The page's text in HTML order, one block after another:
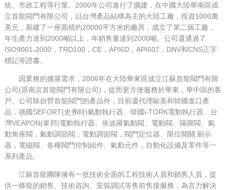
統、市政工程等行業。2000年公司進行了擴建，在中國大陸華南區成
立首龍閥門有限公司，以台灣產品結構為主的大陸工廠，投資1000萬
美元，新建了一座面積約20000平方米的廠房，成立了第二個工廠，
年生產力達到2000噸以上，年銷售量達到2000噸。公司還通過了
ISO9001-2000，TRD100，CE，API6D，API607，DNV和CNS正字
標記等證書。
因業務的擴展需求，2006年在大陸華東區成立江蘇首龍閥門有限
公司(原南京首龍閥門有限公司)，從而更方便服務於華東，華中區的客
戶。公司除自營首龍閥門的產品外，目前還代理歐美和韓國進口產
品，德國SEFORT(史弗特)氣動執行器、韓國i-TORK電動執行器、台
灣VEAPON(韋邦)電動執行器、依波羅氣動閥、電動閥、隔膜閥、氣
動角座閥，氣動調節閥，電動調節閥，閥門定位器、限位開關 顯示
器，電磁閥、各種閥門控制組件、氣動元件，自動化設備及零件等一
系列產品。
江蘇首龍團隊擁有一批技術全面的工程技術人員和銷售人員，提
供一條龍的銷售、技術咨詢、安裝調試等售前售後服務，為言力解決